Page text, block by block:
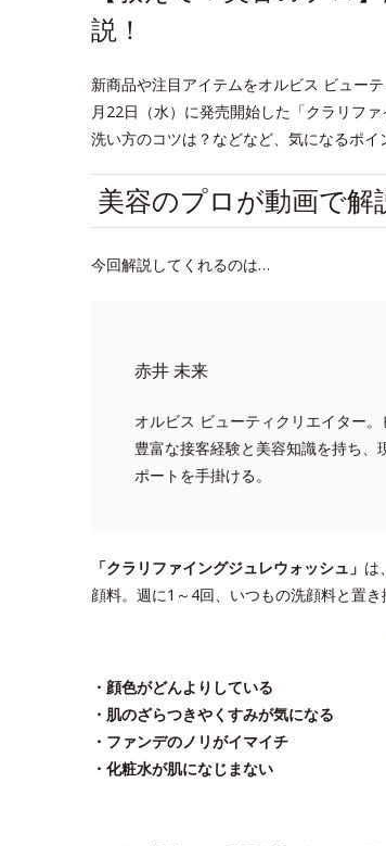
説！
新商品や注目アイテムをオルビス ビュー
月22日（水）に発売開始した「クラリフ
洗い方のコツは？などなど、気になるポイ
美容のプロが動画で解
今回解説してくれるのは…
赤井 未来
オルビス ビューティクリエイター
豊富な接客経験と美容知識を持ち
ポートを手掛ける。
「クラリファイングジュレウォッシュ」 は
顔料。週に1～4回、いつもの洗顔料と置き
・顔色がどんよりしている
・肌のざらつきやくすみが気になる
・ファンデのノリがイマイチ
・化粧水が肌になじまない